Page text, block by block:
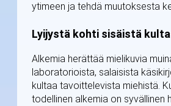
ytimeen ja tehdä muutoksesta
Lyijystä kohti sisäistä
Alkemia herättää mielikuvia
laboratorioista, salaisista
kultaa tavoittelevista miehistä.
todellinen alkemia on syvällinen